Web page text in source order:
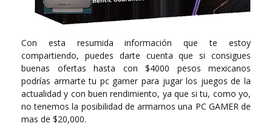
Con esta resumida información que te estoy
compartiendo, puedes darte cuenta que si consigues
buenas ofertas hasta con $4000 pesos mexicanos
podrías armarte tu pc gamer para jugar los juegos de la
actualidad y con buen rendimiento, ya que si tu, como yo,
no tenemos la posibilidad de armarnos una PC GAMER de
mas de $20,000.